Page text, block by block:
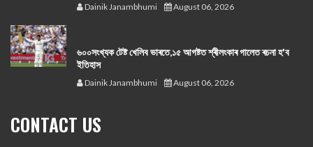
Dainik Janambhumi August 06, 2026
৬০০সংখ্যক টেষ্ট খেলিব ভাৰতে,১৫ আগষ্টত শ্ৰীলংকাৰ গালেত ৰচনা হ'ব
ইতিহাস
Dainik Janambhumi August 06, 2026
CONTACT US